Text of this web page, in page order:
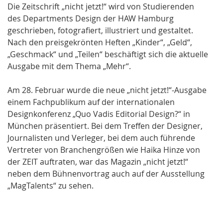
Die Zeitschrift „nicht jetzt!“ wird von Studierenden
des Departments Design der HAW Hamburg
geschrieben, fotografiert, illustriert und gestaltet.
Nach den preisgekrönten Heften „Kinder“, „Geld“,
„Geschmack“ und „Teilen“ beschäftigt sich die aktuelle
Ausgabe mit dem Thema „Mehr“.
Am 28. Februar wurde die neue „nicht jetzt!“-Ausgabe
einem Fachpublikum auf der internationalen
Designkonferenz „Quo Vadis Editorial Design?“ in
München präsentiert. Bei dem Treffen der Designer,
Journalisten und Verleger, bei dem auch führende
Vertreter von Branchengrößen wie Haika Hinze von
der ZEIT auftraten, war das Magazin „nicht jetzt!“
neben dem Bühnenvortrag auch auf der Ausstellung
„MagTalents“ zu sehen.